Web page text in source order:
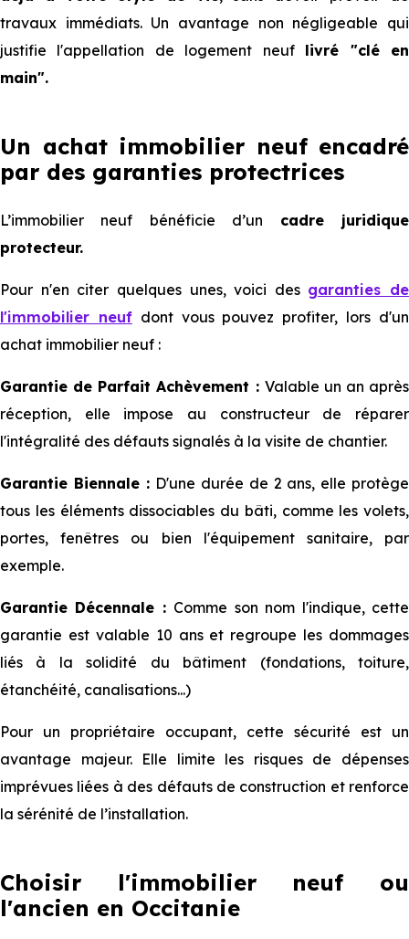
travaux immédiats. Un avantage non négligeable qui
justifie l'appellation de logement neuf livré "clé en
main".
Un achat immobilier neuf encadré
par des garanties protectrices
L’immobilier neuf bénéficie d’un cadre juridique
protecteur.
Pour n'en citer quelques unes, voici des garanties de
l'immobilier neufdont vous pouvez profiter, lors d'un
achat immobilier neuf :
Garantie de Parfait Achèvement : Valable un an après
réception, elle impose au constructeur de réparer
l'intégralité des défauts signalés à la visite de chantier.
Garantie Biennale : D'une durée de 2 ans, elle protège
tous les éléments dissociables du bâti, comme les volets,
portes, fenêtres ou bien l'équipement sanitaire, par
exemple.
Garantie Décennale : Comme son nom l'indique, cette
garantie est valable 10 ans et regroupe les dommages
liés à la solidité du bâtiment (fondations, toiture,
étanchéité, canalisations...)
Pour un propriétaire occupant, cette sécurité est un
avantage majeur. Elle limite les risques de dépenses
imprévues liées à des défauts de construction et renforce
la sérénité de l’installation.
Choisir l'immobilier neuf ou
l'ancien en Occitanie